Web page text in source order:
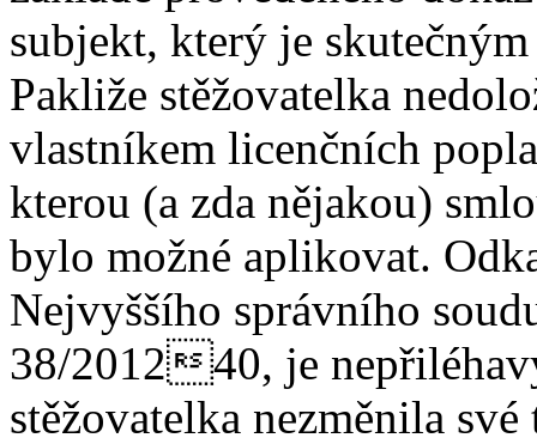
subjekt, který je
Pakliže stěžovatelka
vlastníkem licenčních
kterou (a zda nějakou)
bylo možné aplikovat.
Nejvyššího správního
38/201240, je
stěžovatelka nezměnila